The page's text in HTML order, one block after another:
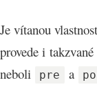
Je vítanou
provede i
neboli
pre a